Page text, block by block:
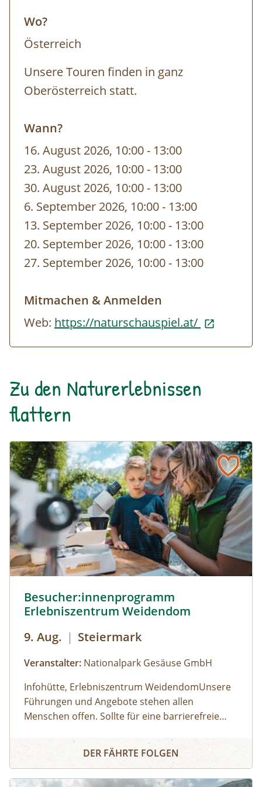
Wo?
Österreich
Unsere Touren finden in ganz
Oberösterreich statt.
Wann?
16. August 2026, 10:00- bis
13:00
23. August 2026, 10:00- bis
13:00
30. August 2026, 10:00- bis
13:00
6. September 2026, 10:00- bis
13:00
13. September 2026, 10:00- bis
13:00
20. September 2026, 10:00- bis
13:00
27. September 2026, 10:00- bis
13:00
Mitmachen & Anmelden
Web: https://naturschauspiel.at/
Zu den Naturerlebnissen
flattern
Besucher:innenprogramm
Erlebniszentrum Weidendom
9. Aug. | Steiermark
Veranstalter: Nationalpark Gesäuse GmbH
Infohütte, Erlebniszentrum WeidendomUnsere
Führungen und Angebote stehen allen
Menschen offen. Sollte für eine barrierefreie
Unterstützung erforderlich sein, wird um
frühzeitige Kontaktaufnahme gebeten. Für
frei betretbar, betreutes Besucherprogramm zu
folgenden Zeiten) 01.05.2026 - 30.06.2026:
Besucher:innenprogramm Erlebniszentrum Weidendom
DER FÄHRTE FOLGEN